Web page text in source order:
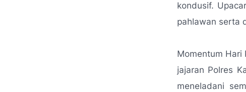
kondusif.
pahlawan serta
Momentum Hari
jajaran Polres
meneladani